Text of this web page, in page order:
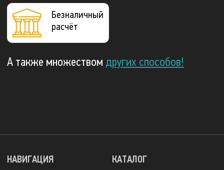
Безналичный
расчёт
А также множеством других способов!
КАТАЛОГ
НАВИГАЦИЯ